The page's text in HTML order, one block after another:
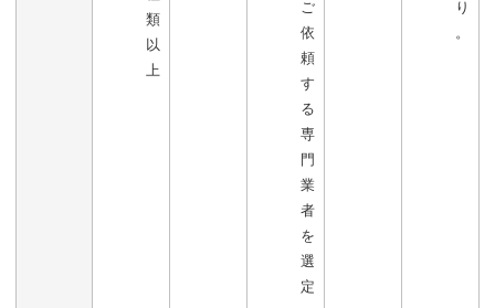
類
以
上
ご
依
頼
す
る
専
門
業
者
を
選
定
り
。